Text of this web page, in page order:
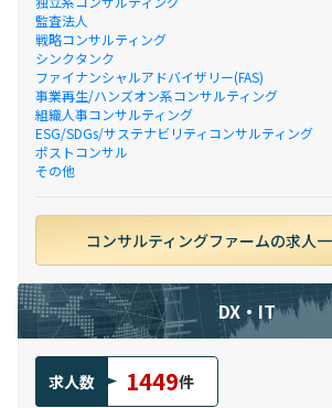
監査法人
戦略コンサルティング
シンクタンク
ファイナンシャルアドバイザリー(FAS)
事業再生/ハンズオン系コンサルティング
組織人事コンサルティング
ESG/SDGs/サステナビリティコンサルティング
ポストコンサル
その他
コンサルティングファームの求人
DX・IT
求人数 1449件